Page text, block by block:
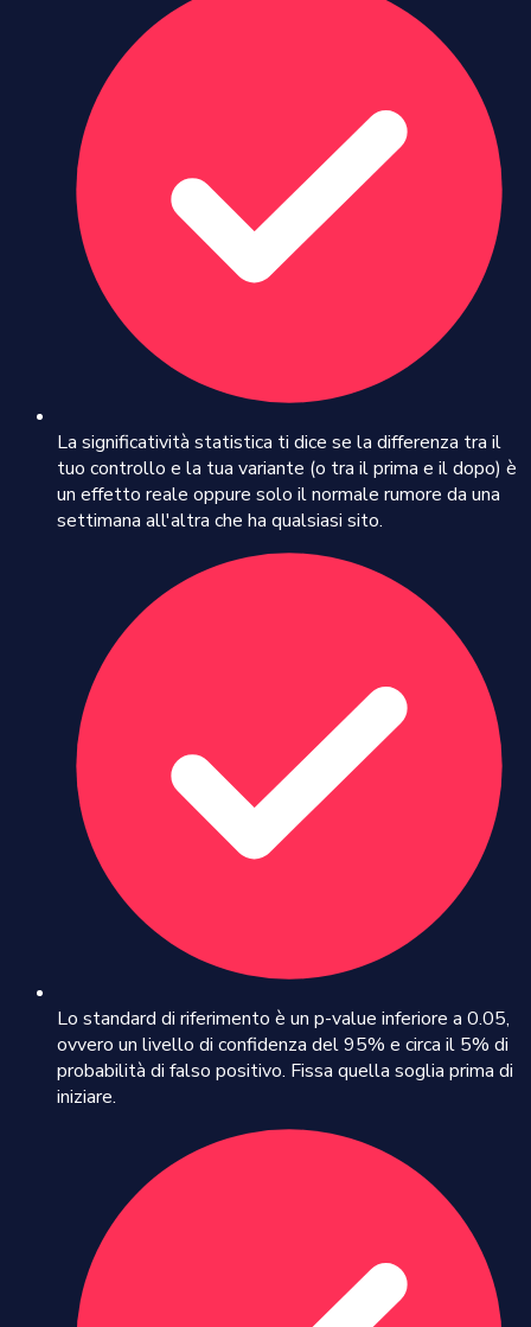
La significatività statistica ti dice se la differenza tra il
tuo controllo e la tua variante (o tra il prima e il dopo) è
un effetto reale oppure solo il normale rumore da una
settimana all'altra che ha qualsiasi sito.
Lo standard di riferimento è un p-value inferiore a 0.05,
ovvero un livello di confidenza del 95% e circa il 5% di
probabilità di falso positivo. Fissa quella soglia prima di
iniziare.